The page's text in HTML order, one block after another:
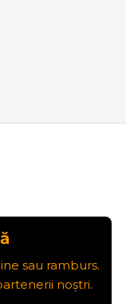
sau ramburs.
noștri.